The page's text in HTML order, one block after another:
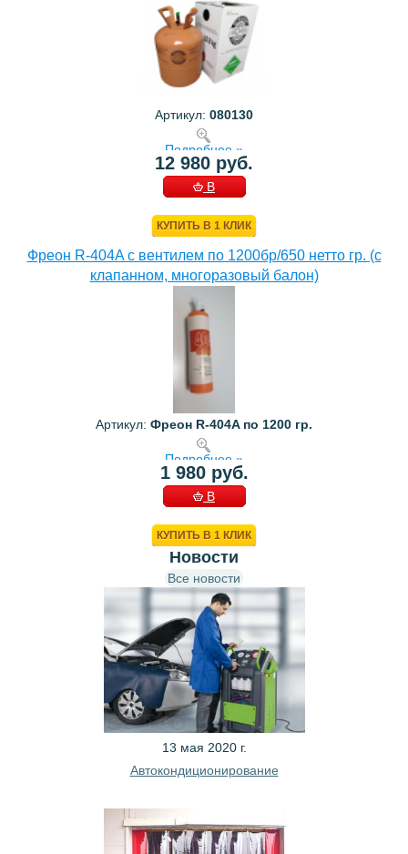
Артикул: 080130
Подробнее »
12 980 руб.
В
КУПИТЬ В 1 КЛИК
Фреон R-404A с вентилем по 1200бр/650 нетто гр. (с
клапанном, многоразовый балон)
Артикул: Фреон R-404A по 1200 гр.
Подробнее »
1 980 руб.
В
КУПИТЬ В 1 КЛИК
Новости
Все новости
13 мая 2020 г.
Автокондиционирование